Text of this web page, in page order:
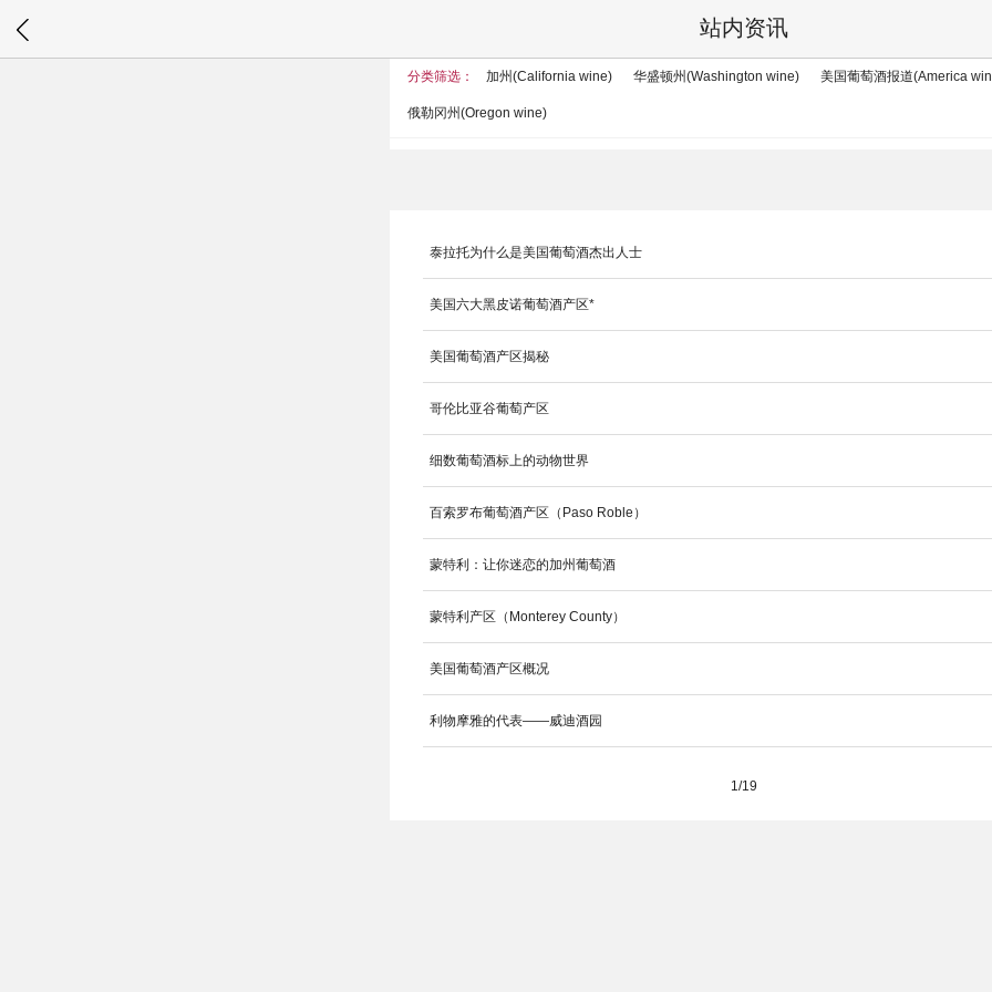
站内资讯
分类筛选： 加州(California wine) 华盛顿州(Washington wine) 美国葡萄酒报道(America
俄勒冈州(Oregon wine)
泰拉托为什么是美国葡萄酒杰出人士
美国六大黑皮诺葡萄酒产区*
美国葡萄酒产区揭秘
哥伦比亚谷葡萄产区
细数葡萄酒标上的动物世界
百索罗布葡萄酒产区（Paso Roble）
蒙特利：让你迷恋的加州葡萄酒
蒙特利产区（Monterey County）
美国葡萄酒产区概况
利物摩雅的代表——威迪酒园
1/19